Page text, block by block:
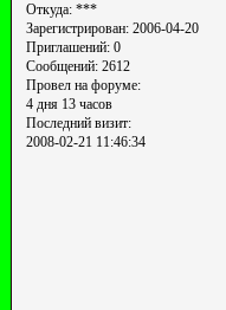
Откуда:***
Зарегистрирован: 2006-04-20
Приглашений:0
Сообщений:2612
Провел на форуме:
4 дня 13 часов
Последний визит:
2008-02-21 11:46:34